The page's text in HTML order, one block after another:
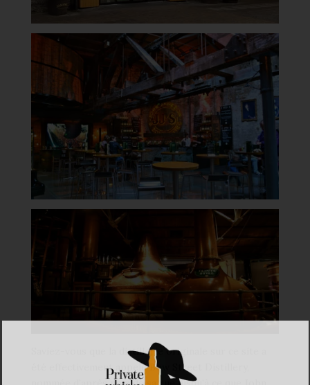
Saviez-vous que la distillerie originale sur ce site a
été effectivement appelé Bow Street Distillery,